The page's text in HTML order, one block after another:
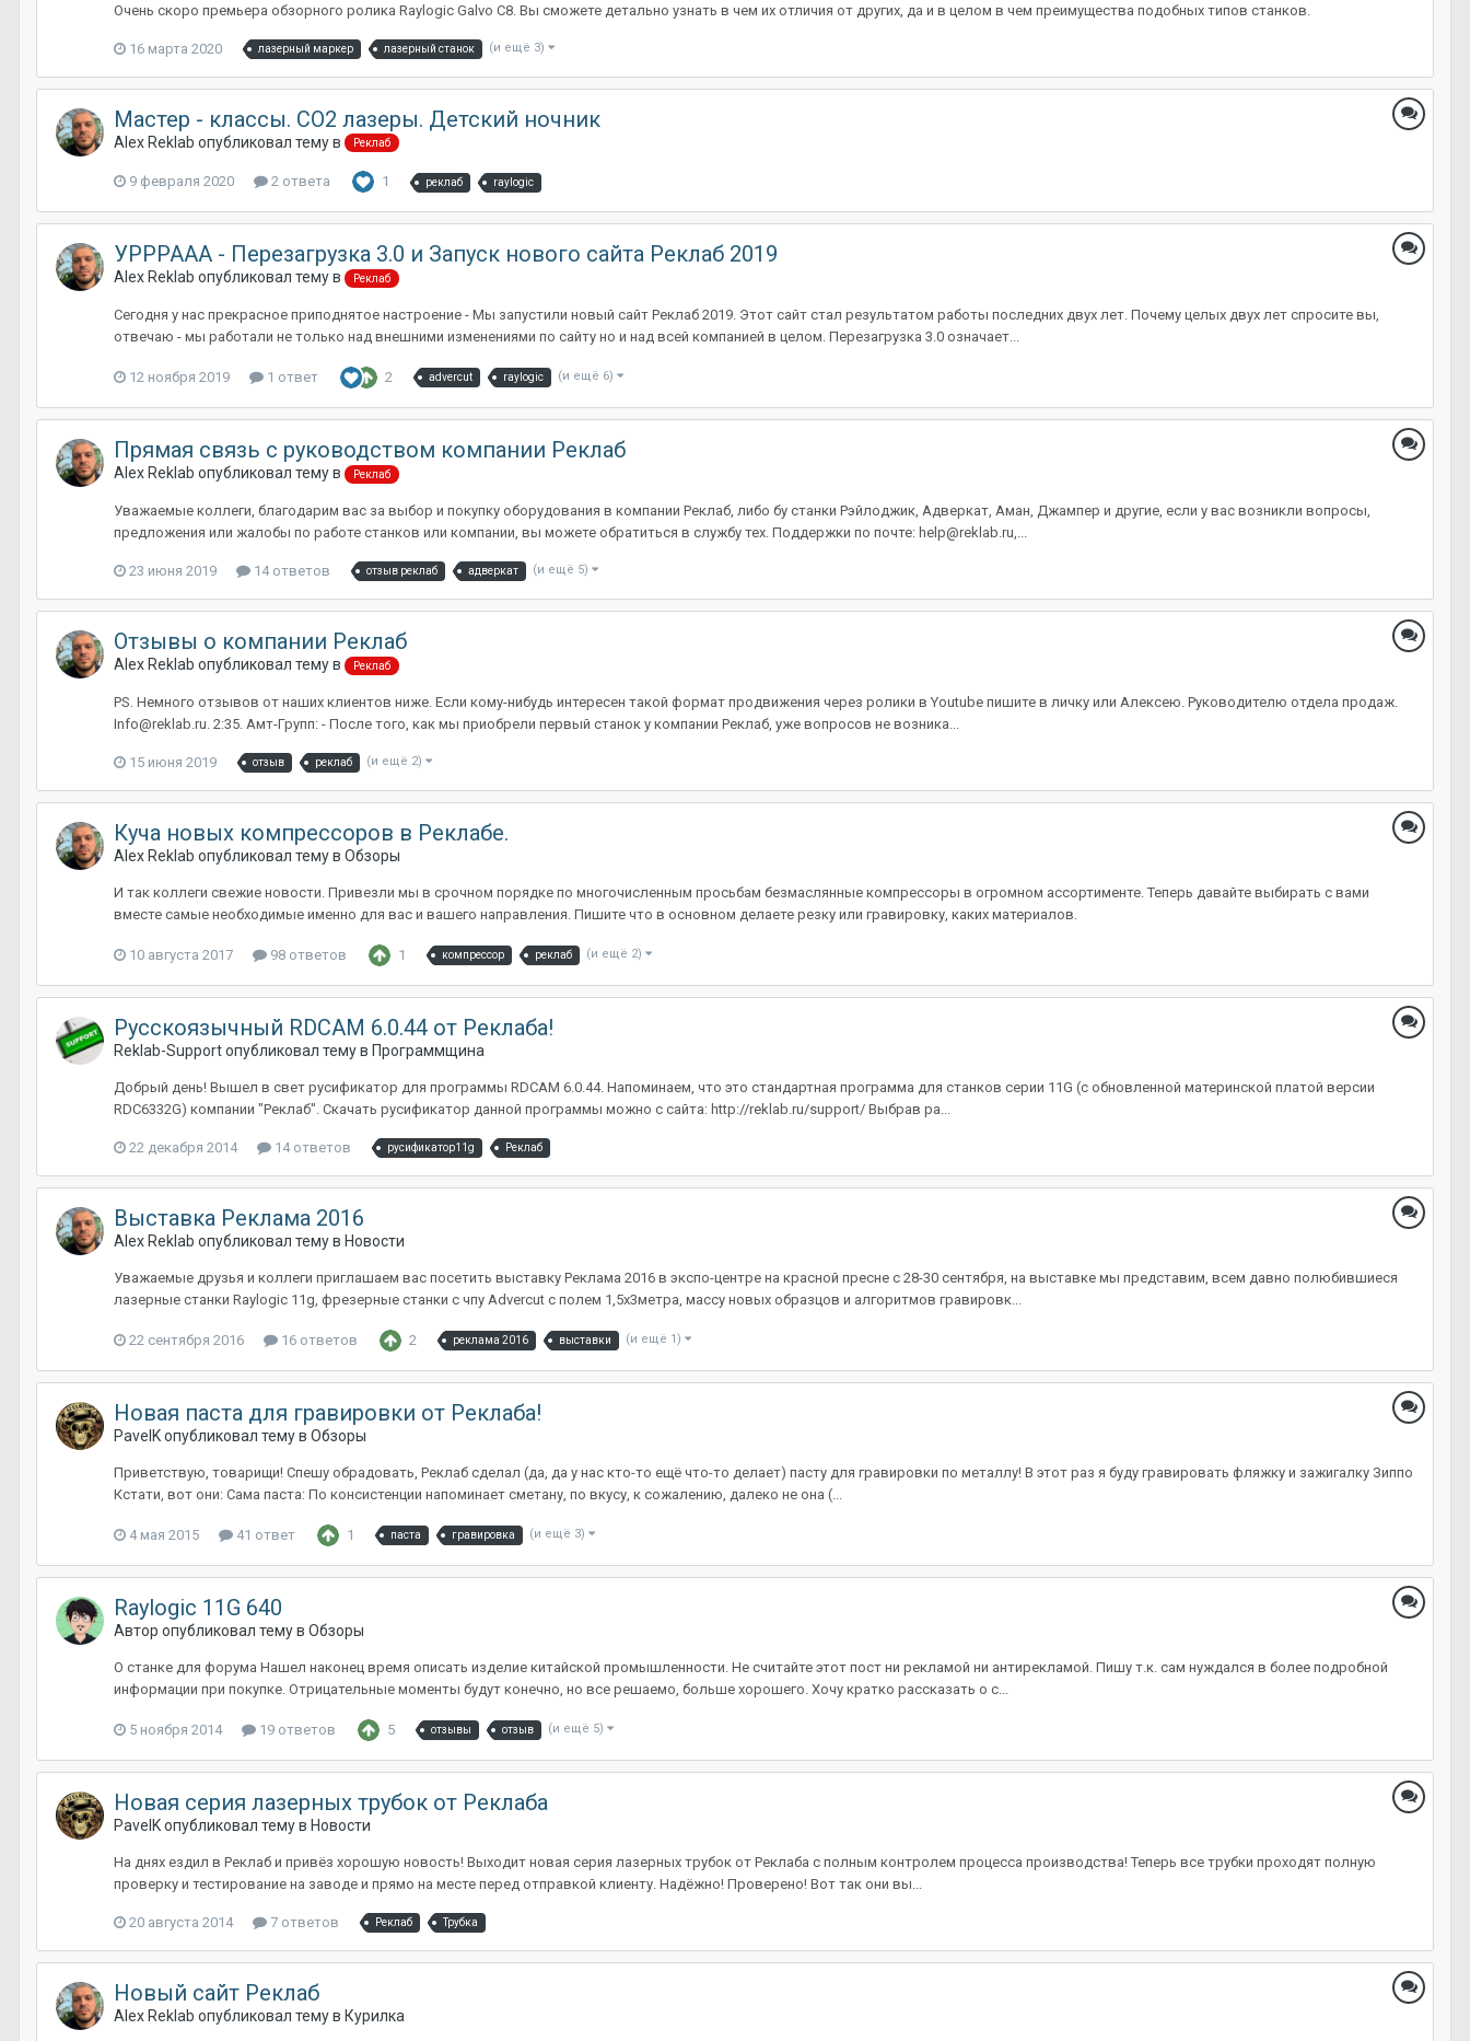
Очень скоро премьера обзорного ролика Raylogic Galvo C8. Вы сможете детально узнать в чем их отличия от других, да и в целом в чем преимущества подобных типов станков.
16 марта 2020 лазерный маркер лазерный станок (и ещё 3)
Мастер - классы. CO2 лазеры. Детский ночник
Alex Reklab опубликовал тему в Реклаб
9 февраля 2020 2 ответа 1 реклаб raylogic
УРРРААА - Перезагрузка 3.0 и Запуск нового сайта Реклаб 2019
Alex Reklab опубликовал тему в Реклаб
Сегодня у нас прекрасное приподнятое настроение - Мы запустили новый сайт Реклаб 2019. Этот сайт стал результатом работы последних двух лет. Почему целых двух лет спросите вы,
отвечаю - мы работали не только над внешними изменениями по сайту но и над всей компанией в целом. Перезагрузка 3.0 означает...
12 ноября 2019 1 ответ 2 advercut raylogic (и ещё 6)
Прямая связь с руководством компании Реклаб
Alex Reklab опубликовал тему в Реклаб
Уважаемые коллеги, благодарим вас за выбор и покупку оборудования в компании Реклаб, либо бу станки Рэйлоджик, Адверкат, Аман, Джампер и другие, если у вас возникли вопросы,
предложения или жалобы по работе станков или компании, вы можете обратиться в службу тех. Поддержки по почте: help@reklab.ru,...
23 июня 2019 14 ответов отзыв реклаб адверкат (и ещё 5)
Отзывы о компании Реклаб
Alex Reklab опубликовал тему в Реклаб
PS. Немного отзывов от наших клиентов ниже. Если кому-нибудь интересен такой формат продвижения через ролики в Youtube пишите в личку или Алексею. Руководителю отдела продаж.
Info@reklab.ru. 2:35. Амт-Групп: - После того, как мы приобрели первый станок у компании Реклаб, уже вопросов не возника...
15 июня 2019 отзыв реклаб (и ещё 2)
Куча новых компрессоров в Реклабе.
Alex Reklab опубликовал тему в Обзоры
И так коллеги свежие новости. Привезли мы в срочном порядке по многочисленным просьбам безмаслянные компрессоры в огромном ассортименте. Теперь давайте выбирать с вами
вместе самые необходимые именно для вас и вашего направления. Пишите что в основном делаете резку или гравировку, каких материалов.
10 августа 2017 98 ответов 1 компрессор реклаб (и ещё 2)
Русскоязычный RDCAM 6.0.44 от Реклаба!
Reklab-Supportопубликовал тему в Программщина
Добрый день! Вышел в свет русификатор для программы RDCAM 6.0.44. Напоминаем, что это стандартная программа для станков серии 11G (с обновленной материнской платой версии
RDC6332G) компании "Реклаб". Скачать русификатор данной программы можно с сайта: http://reklab.ru/support/ Выбрав ра...
22 декабря 2014 14 ответов русификатор11g Реклаб
Выставка Реклама 2016
Alex Reklab опубликовал тему в Новости
Уважаемые друзья и коллеги приглашаем вас посетить выставку Реклама 2016 в экспо-центре на красной пресне с 28-30 сентября, на выставке мы представим, всем давно полюбившиеся
лазерные станки Raylogic 11g, фрезерные станки с чпу Advercut с полем 1,5х3метра, массу новых образцов и алгоритмов гравировк...
22 сентября 2016 16 ответов 2 реклама 2016 выставки (и ещё 1)
Новая паста для гравировки от Реклаба!
PavelKопубликовал тему в Обзоры
Приветствую, товарищи! Спешу обрадовать, Реклаб сделал (да, да у нас кто-то ещё что-то делает) пасту для гравировки по металлу! В этот раз я буду гравировать фляжку и зажигалку Зиппо
Кстати, вот они: Сама паста: По консистенции напоминает сметану, по вкусу, к сожалению, далеко не она (...
4 мая 2015 41 ответ 1 паста гравировка (и ещё 3)
Raylogic 11G 640
Автор опубликовал тему в Обзоры
О станке для форума Нашел наконец время описать изделие китайской промышленности. Не считайте этот пост ни рекламой ни антирекламой. Пишу т.к. сам нуждался в более подробной
информации при покупке. Отрицательные моменты будут конечно, но все решаемо, больше хорошего. Хочу кратко рассказать о с...
5 ноября 2014 19 ответов 5 отзывы отзыв (и ещё 5)
Новая серия лазерных трубок от Реклаба
PavelKопубликовал тему в Новости
На днях ездил в Реклаб и привёз хорошую новость! Выходит новая серия лазерных трубок от Реклаба с полным контролем процесса производства! Теперь все трубки проходят полную
проверку и тестирование на заводе и прямо на месте перед отправкой клиенту. Надёжно! Проверено! Вот так они вы...
20 августа 2014 7 ответов Реклаб Трубка
Новый сайт Реклаб
Alex Reklab опубликовал тему в Курилка